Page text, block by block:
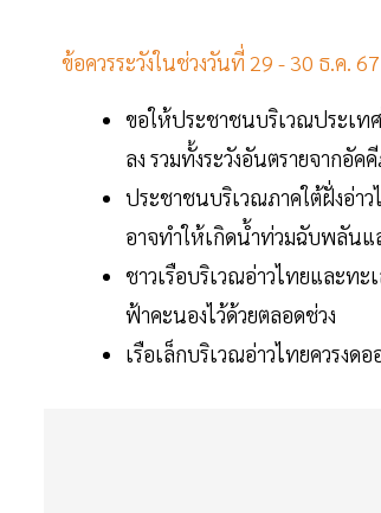
ข้อควรระวังในช่วงวันที่ 29 - 30 ธ.ค. 67
ขอให้ประชาชนบริเวณประเ
ลง รวมทั้งระวังอันตรายจากอั
ประชาชนบริเวณภาคใต้ฝั่งอ่า
อาจทำให้เกิดน้ำท่วมฉับพลัน
ชาวเรือบริเวณอ่าวไทยและทะ
ฟ้าคะนองไว้ด้วยตลอดช่วง
เรือเล็กบริเวณอ่าวไทยควรงด